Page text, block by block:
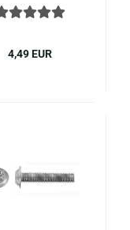
Voll­ge­win­de,
4,49 EUR